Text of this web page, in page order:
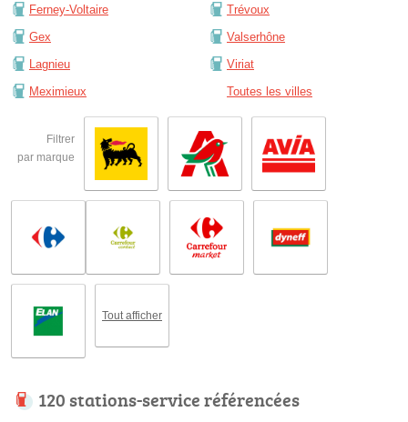
Ferney-Voltaire
Gex
Lagnieu
Meximieux
Trévoux
Valserhône
Viriat
Toutes les villes
Filtrer
par marque
Tout afficher
120 stations-service référencées